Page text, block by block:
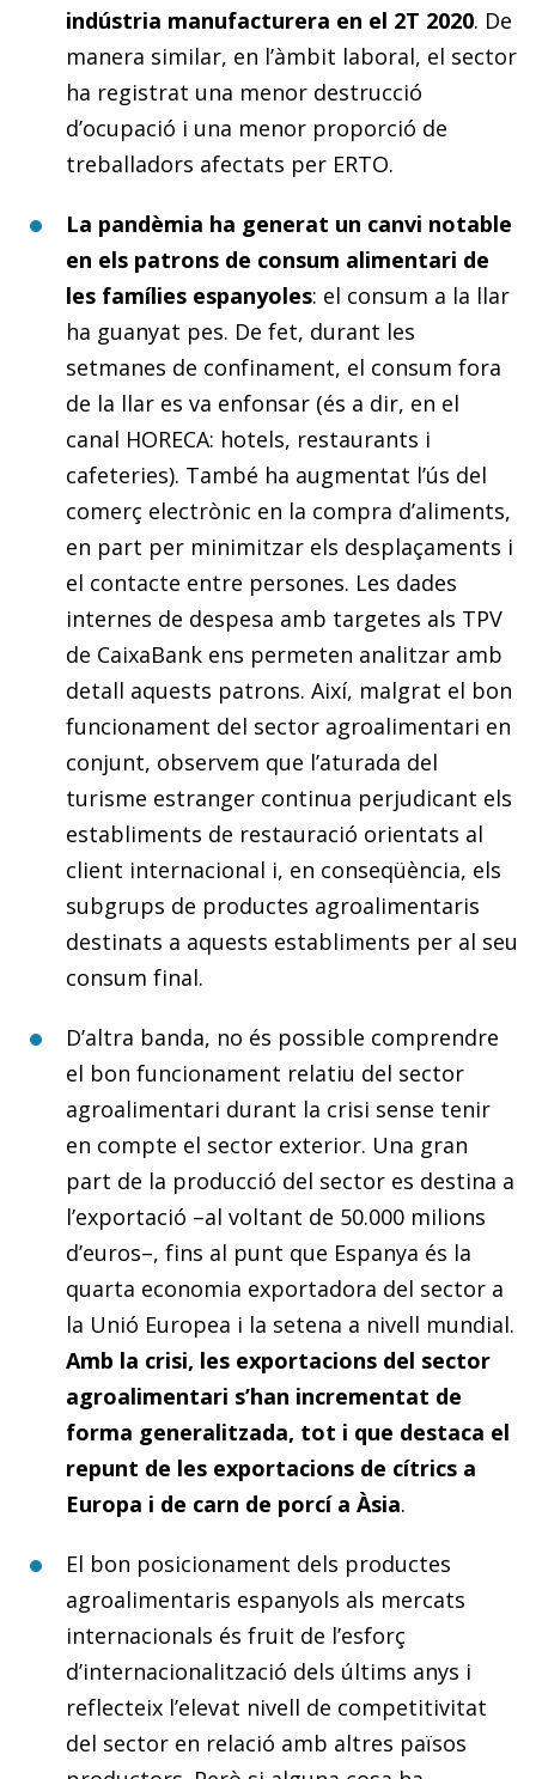
indústria manufacturera en el 2T 2020. De
manera similar, en l’àmbit laboral, el sector
ha registrat una menor destrucció
d’ocupació i una menor proporció de
treballadors afectats per ERTO.
La pandèmia ha generat un canvi notable
en els patrons de consum alimentari de
les famílies espanyoles: el consum a la llar
ha guanyat pes. De fet, durant les
setmanes de confinament, el consum fora
de la llar es va enfonsar (és a dir, en el
canal HORECA: hotels, restaurants i
cafeteries). També ha augmentat l’ús del
comerç electrònic en la compra d’aliments,
en part per minimitzar els desplaçaments i
el contacte entre persones. Les dades
internes de despesa amb targetes als TPV
de CaixaBank ens permeten analitzar amb
detall aquests patrons. Així, malgrat el bon
funcionament del sector agroalimentari en
conjunt, observem que l’aturada del
turisme estranger continua perjudicant els
establiments de restauració orientats al
client internacional i, en conseqüència, els
subgrups de productes agroalimentaris
destinats a aquests establiments per al seu
consum final.
D’altra banda, no és possible comprendre
el bon funcionament relatiu del sector
agroalimentari durant la crisi sense tenir
en compte el sector exterior. Una gran
part de la producció del sector es destina a
l’exportació –al voltant de 50.000 milions
d’euros–, fins al punt que Espanya és la
quarta economia exportadora del sector a
la Unió Europea i la setena a nivell mundial.
Amb la crisi, les exportacions del sector
agroalimentari s’han incrementat de
forma generalitzada, tot i que destaca el
repunt de les exportacions de cítrics a
Europa i de carn de porcí a Àsia.
El bon posicionament dels productes
agroalimentaris espanyols als mercats
internacionals és fruit de l’esforç
d’internacionalització dels últims anys i
reflecteix l’elevat nivell de competitivitat
del sector en relació amb altres països